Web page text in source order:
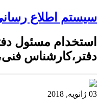
سیستم اطلاع
استخدام مسئول
دفتر،کارشناس
03 ژانویه, 2018